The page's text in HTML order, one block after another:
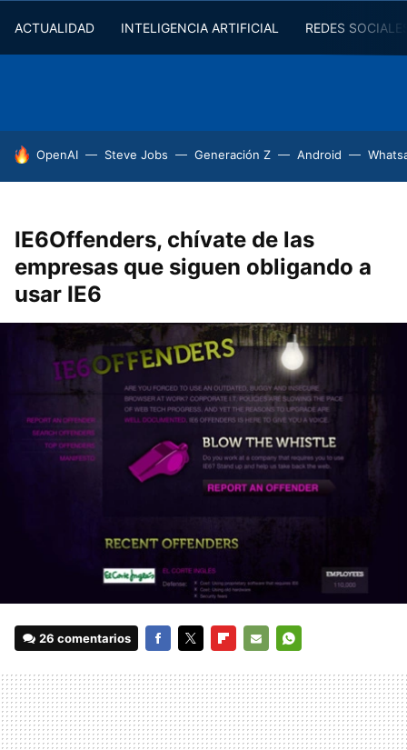
ACTUALIDAD INTELIGENCIA ARTIFICIAL REDES
HOY SE HABLA DE
OpenAI Steve Jobs Generación Z Android
IE6Offenders, chívate de las
empresas que siguen obligando a
usar IE6
26 comentarios
MAIL